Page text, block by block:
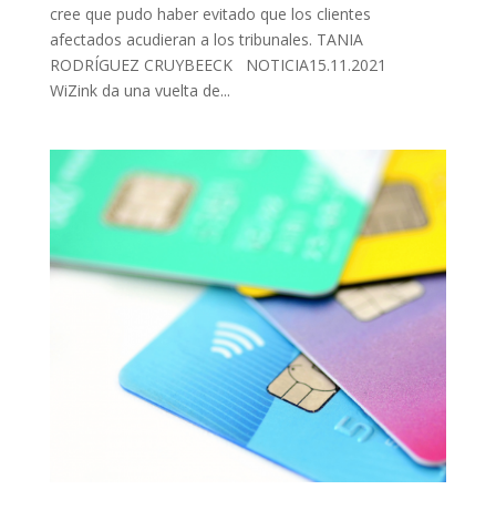
cree que pudo haber evitado que los clientes
afectados acudieran a los tribunales. TANIA
RODRÍGUEZ CRUYBEECK NOTICIA15.11.2021
WiZink da una vuelta de...